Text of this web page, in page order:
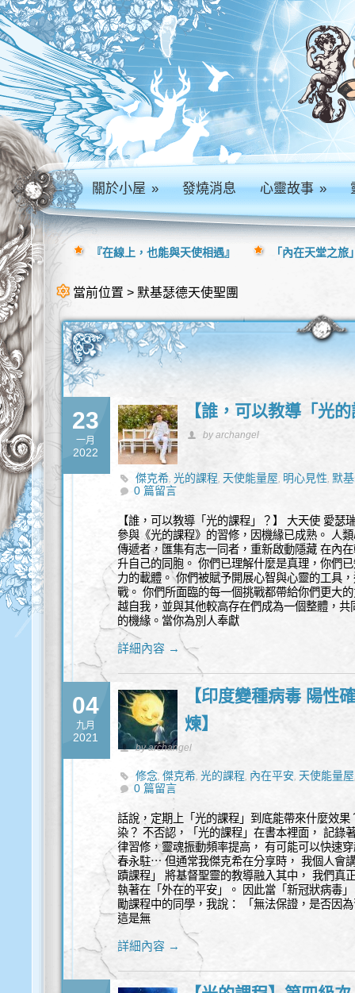
關於小屋» 發燒消息 心靈故事»
當前位置 > 默基瑟德天使聖團
23
一月
2022
【誰，可以教導「光
by archangel
傑克希,光的課程, 天使能量屋, 明心見性, 默
0 篇留言
【誰，可以教導「光的課程」？】 大天使 愛
參與《光的課程》的習修，因機緣已成熟。 人
傳遞者，匯集有志一同者，重新啟動隱藏 在內
升自己的同胞。 你們已理解什麼是真理，你們
力的載體。 你們被賦予開展心智與心靈的工具
戰。 你們所面臨的每一個挑戰都帶給你們更大
越自我，並與其他較高存在們成為一個整體，
的機緣。當你為別人奉獻
詳細內容 →
04
九月
2021
【印度變種病毒 陽性
煉】
by archangel
修念,傑克希,光的課程, 內在平安, 天使能量屋
聖團
0 篇留言
話說，定期上「光的課程」到底能帶來什麼效
染？ 不否認，「光的課程」在書本裡面， 記錄
律習修，靈魂振動頻率提高， 有可能可以快速
春永駐⋯ 但通常我傑克希在分享時， 我個人會
蹟課程」 將基督聖靈的教導融入其中， 我們真
執著在「外在的平安」。 因此當「新冠狀病毒
勵課程中的同學，我說： 「無法保證，是否因
這是無
詳細內容 →
『在線上，也能與天使相遇』 「內在天堂之